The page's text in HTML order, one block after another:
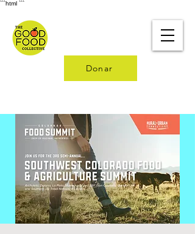
```html ```
Donar